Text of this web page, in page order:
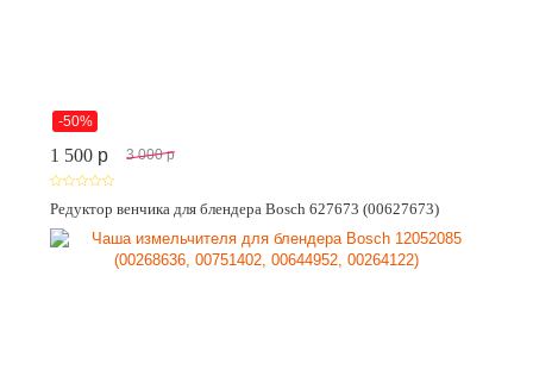
-50%
1 500 p 3 000 p
Редуктор венчика для блендера Bosch 627673 (00627673)